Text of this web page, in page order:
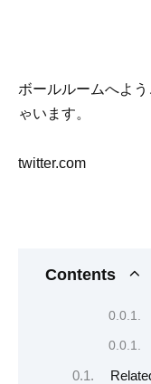
ボールルームへよ
ゃいます。
twitter.com
Contents